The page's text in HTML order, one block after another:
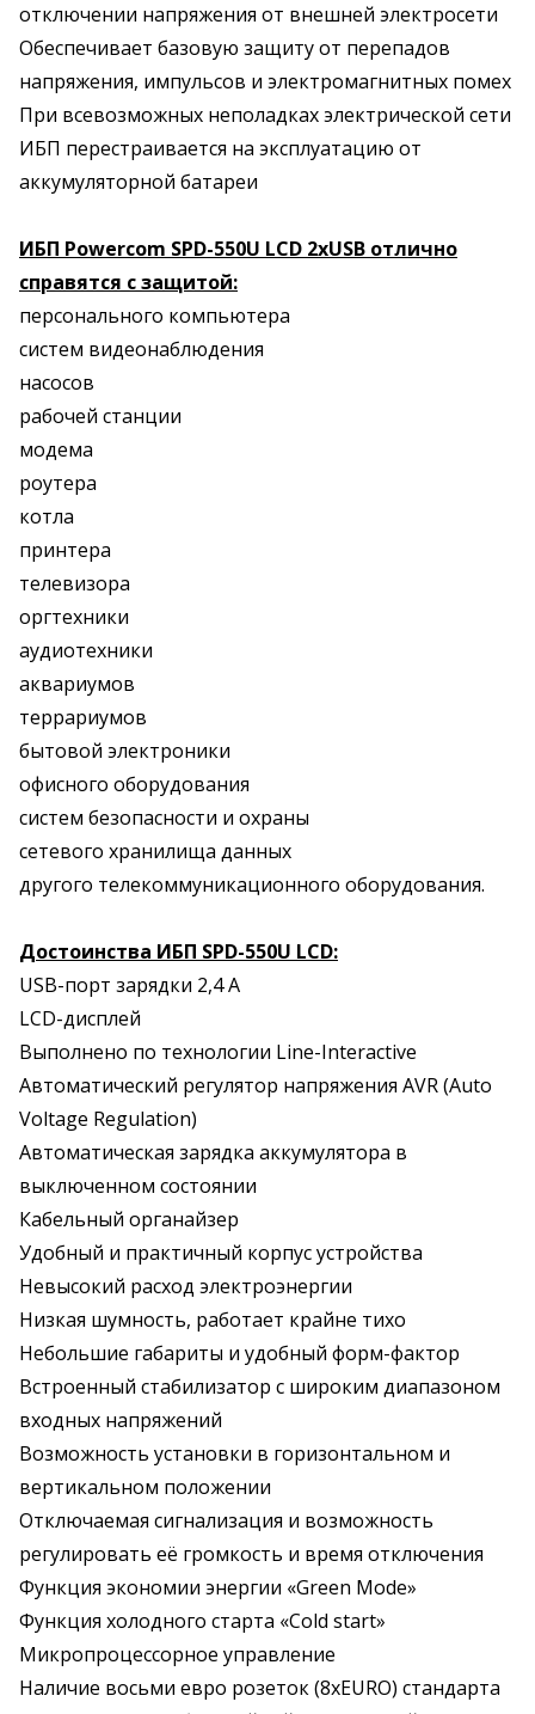
отключении напряжения от внешней электросети
Обеспечивает базовую защиту от перепадов
напряжения, импульсов и электромагнитных помех
При всевозможных неполадках электрической сети
ИБП перестраивается на эксплуатацию от
аккумуляторной батареи
ИБП Powercom SPD-550U LCD 2хUSB отлично
справятся с защитой:
персонального компьютера
систем видеонаблюдения
насосов
рабочей станции
модема
роутера
котла
принтера
телевизора
оргтехники
аудиотехники
аквариумов
террариумов
бытовой электроники
офисного оборудования
систем безопасности и охраны
сетевого хранилища данных
другого телекоммуникационного оборудования.
Достоинства ИБП SPD-550U LCD:
USB-порт зарядки 2,4 А
LCD-дисплей
Выполнено по технологии Line-Interactive
Автоматический регулятор напряжения AVR (Auto
Voltage Regulation)
Автоматическая зарядка аккумулятора в
выключенном состоянии
Кабельный органайзер
Удобный и практичный корпус устройства
Невысокий расход электроэнергии
Низкая шумность, работает крайне тихо
Небольшие габариты и удобный форм-фактор
Встроенный стабилизатор с широким диапазоном
входных напряжений
Возможность установки в горизонтальном и
вертикальном положении
Отключаемая сигнализация и возможность
регулировать её громкость и время отключения
Функция экономии энергии «Green Mode»
Функция холодного старта «Cold start»
Микропроцессорное управление
Наличие восьми евро розеток (8хEURO) стандарта